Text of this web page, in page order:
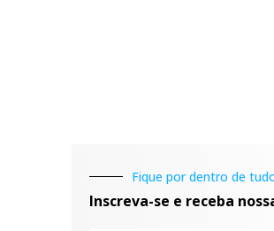
Fique por dentro de
Inscreva-se e receba